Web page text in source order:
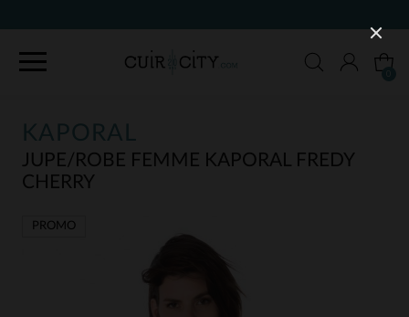
KAPORAL
JUPE/ROBE FEMME KAPORAL FREDY
CHERRY
PROMO